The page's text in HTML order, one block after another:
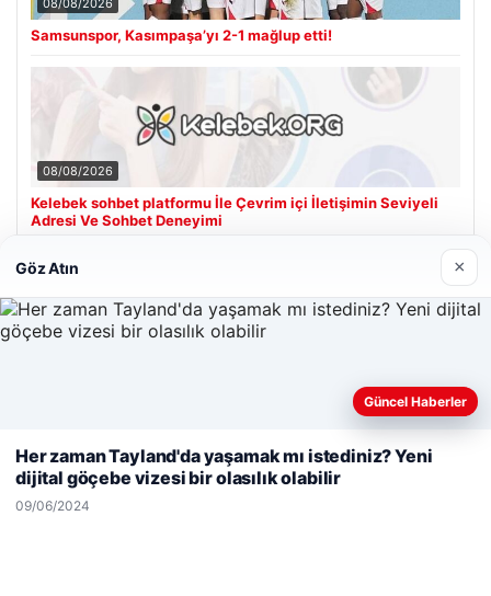
Samsunspor, Kasımpaşa’yı 2-1 mağlup etti!
08/08/2026
Kelebek sohbet platformu İle Çevrim içi İletişimin Seviyeli
Adresi Ve Sohbet Deneyimi
Son Eklenen Firmalar
Web sitemizi nasıl kullandığınızı daha iyi anlayabilmek,
kullanıyoruz. Çerez Politikamız
Reddet
Göz Atın ×
Güncel Haberler
Her zaman Tayland'da yaşamak mı istediniz? Yeni
dijital göçebe vizesi bir olasılık olabilir
09/06/2024